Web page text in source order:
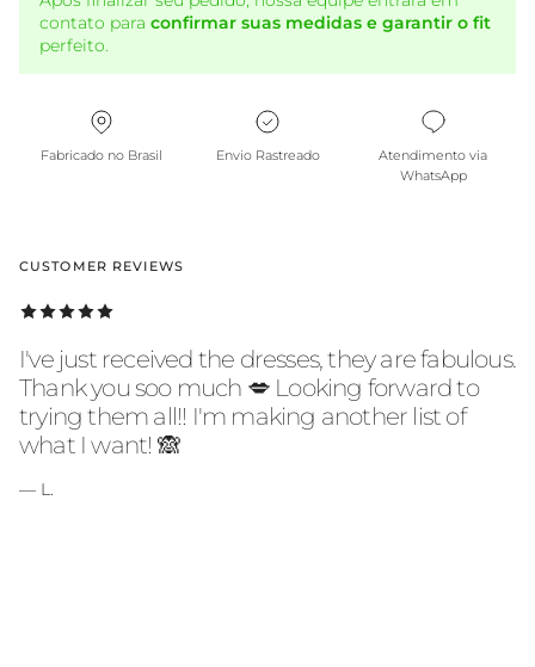
contato para confirmar suas medidas e garantir o fit
perfeito.
Fabricado no Brasil Envio Rastreado
Atendimento via
WhatsApp
CUSTOMER REVIEWS
I've just received the dresses, they are fabulous.
Thank you soo much 💋 Looking forward to
trying them all!! I'm making another list of
what I want! 🙈
— L.